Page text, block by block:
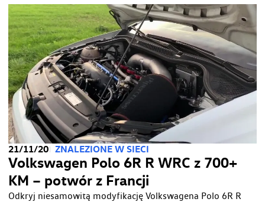
21/11/20 ZNALEZIONE W SIECI
Volkswagen Polo 6R R WRC z 700+
KM – potwór z Francji
Odkryj niesamowitą modyfikację Volkswagena Polo 6R R